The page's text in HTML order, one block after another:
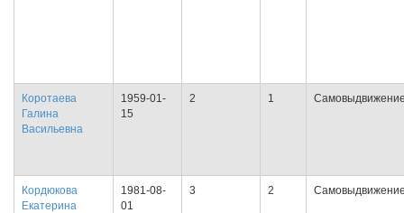
Коротаева
Галина
Васильевна
1959-01-
15
2 1
Кордюкова
Екатерина
1981-08-
01
3 2